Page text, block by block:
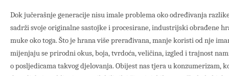
Dok jučerašnje generacije nisu imale problema oko određivanja
sadrži svoje originalne sastojke i procesirane, industrijski obrađene
muke oko toga. Što je hrana više prerađivana, manje koristi od nje
mijenjaju se prirodni okus, boja, tvrdoća, veličina, izgled i trajnost
o posljedicama takvog djelovanja. Obijest nas tjera u konzumerizam,